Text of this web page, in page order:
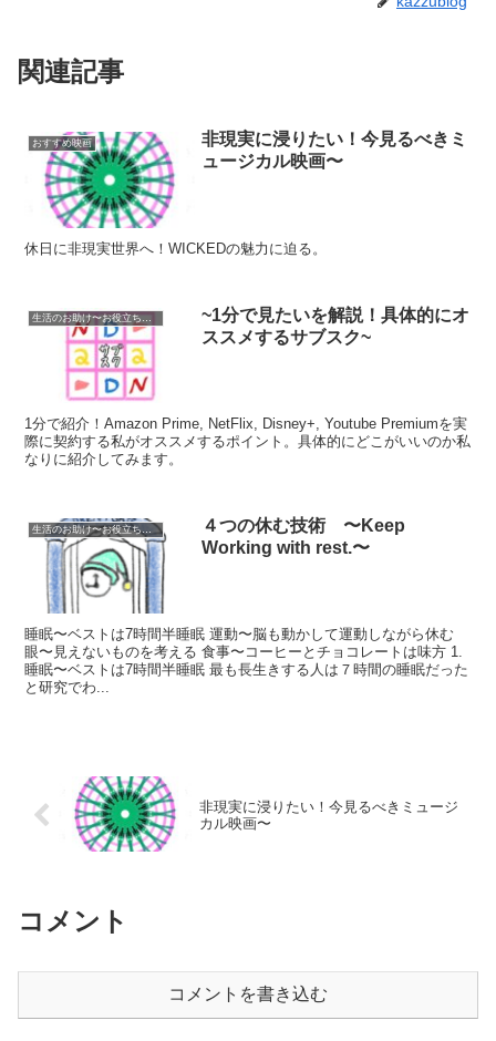
関連記事
おすすめ映画
非現実に浸りたい！今見るべきミ
ュージカル映画〜
休日に非現実世界へ！WICKEDの魅力に迫る。
生活のお助け〜お役立ち情報
~1分で見たいを解説！具体的にオ
ススメするサブスク~
1分で紹介！Amazon Prime, NetFlix, Disney+, Youtube Premiumを実
際に契約する私がオススメするポイント。具体的にどこがいいのか私
なりに紹介してみます。
４つの休む技術 〜Keep
Working with rest.〜
睡眠〜ベストは7時間半睡眠 運動〜脳も動かして運動しながら休む
眼〜見えないものを考える 食事〜コーヒーとチョコレートは味方 1.
睡眠〜ベストは7時間半睡眠 最も長生きする人は７時間の睡眠だった
と研究でわ...
非現実に浸りたい！今見るべきミュージ
カル映画〜
コメント
コメントを書き込む